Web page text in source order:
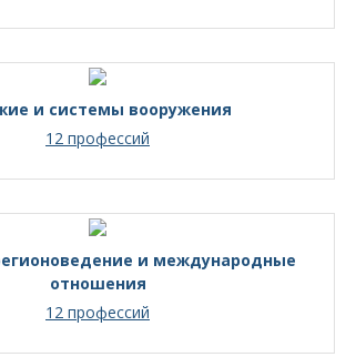
и системы вооружения
12 профессий
и международные
отношения
12 профессий